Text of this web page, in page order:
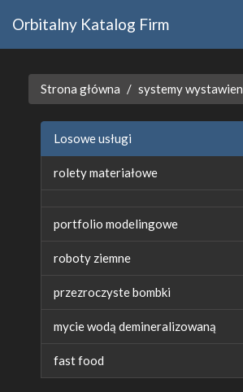
Orbitalny Katalog Firm
Strona główna systemy
Losowe usługi
rolety materiałowe
portfolio modelingowe
roboty ziemne
przezroczyste bombki
mycie wodą demineralizowaną
fast food